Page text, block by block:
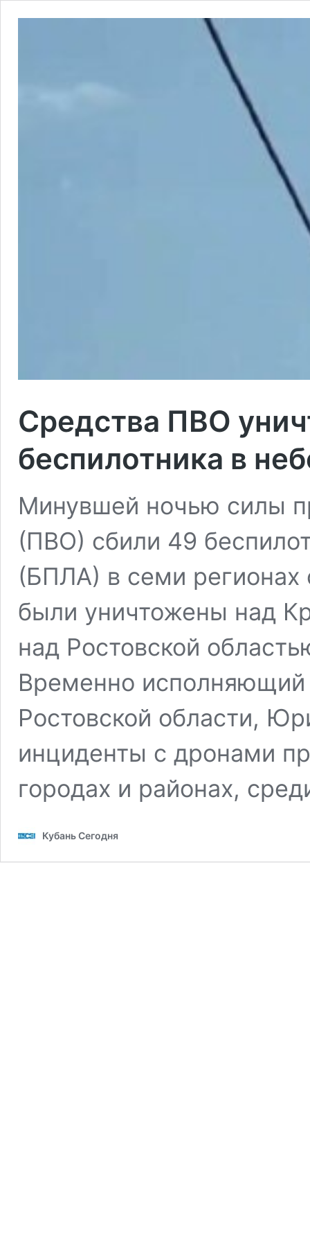
Средства ПВО
беспилотника в
Минувшей ночью силы
(ПВО) сбили 49
(БПЛА) в семи регионах
были уничтожены над
над Ростовской
Временно исполняющий
Ростовской области,
инциденты с дронами
городах и районах,
Кубань Сегодня